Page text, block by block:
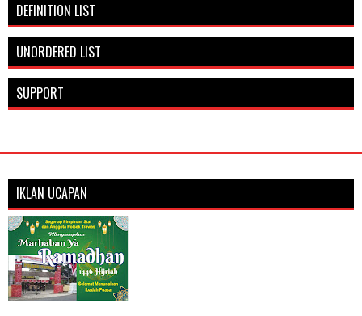
DEFINITION LIST
UNORDERED LIST
SUPPORT
IKLAN UCAPAN